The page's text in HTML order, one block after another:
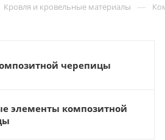
Кровля и кровельные материалы —
черепицы
элементы композитной